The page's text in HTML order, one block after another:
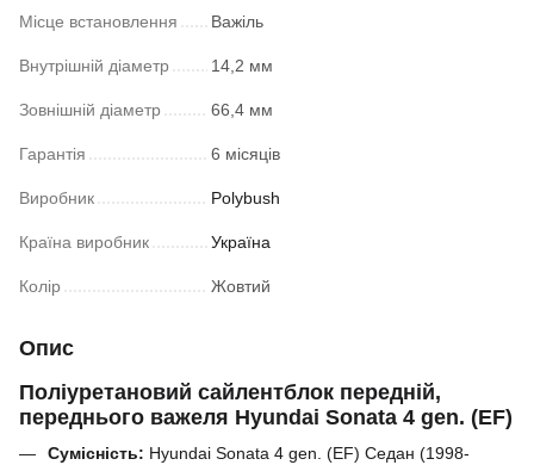
Місце встановлення Важіль
Внутрішній діаметр 14,2 мм
Зовнішній діаметр 66,4 мм
Гарантія 6 місяців
Виробник Polybush
Країна виробник Україна
Колір Жовтий
Опис
Поліуретановий сайлентблок передній,
переднього важеля Hyundai Sonata 4 gen. (EF)
Сумісність: Hyundai Sonata 4 gen. (EF) Седан (1998-